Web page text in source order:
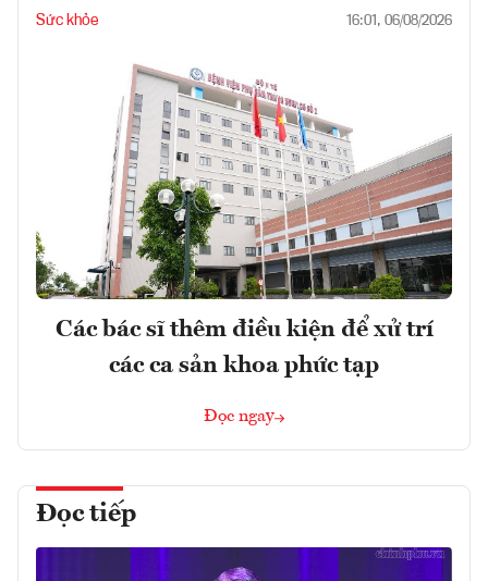
Sức khỏe 16:01, 06/08/2026
Các bác sĩ thêm điều kiện để xử trí
các ca sản khoa phức tạp
Đọc ngay
Đọc tiếp